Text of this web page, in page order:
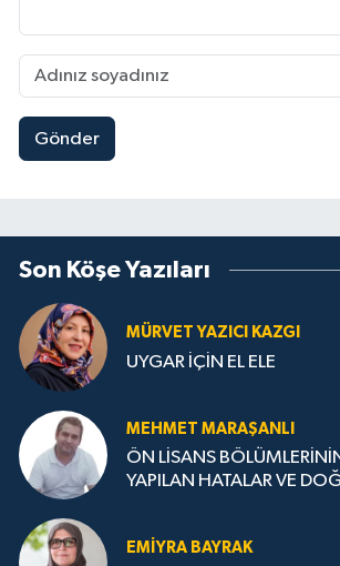
Gönder
Son Köşe Yazıları
MÜRVET YAZICI KAZGI
UYGAR İÇİN EL ELE
MEHMET MARAŞANLI
ÖN LİSANS
YAPILAN HATALAR VE
EMIYRA BAYRAK